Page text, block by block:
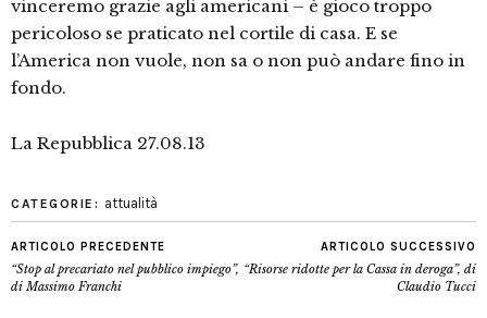
vinceremo grazie agli americani – è gioco troppo
pericoloso se praticato nel cortile di casa. E se
l’America non vuole, non sa o non può andare fino in
fondo.
La Repubblica 27.08.13
CATEGORIE: attualità
ARTICOLO PRECEDENTE
“Stop al precariato nel pubblico impiego”,
di Massimo Franchi
ARTICOLO SUCCESSIVO
“Risorse ridotte per la Cassa in deroga”, di
Claudio Tucci